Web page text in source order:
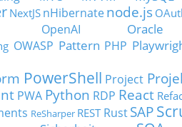
NextJS nHibernatenode.js
OpenAI Oracle
OWASP Pattern PHP
PowerShell Project
PWA Python RDP React
ReSharper REST Rust SAP